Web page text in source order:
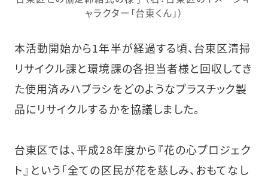
ャラクター「台東くん」）
本活動開始から1年半が経過する頃、台東区清掃
リサイクル課と環境課の各担当者様と回収してき
た使用済みハブラシをどのようなプラスチック製
品にリサイクルするかを協議しました。
台東区では、平成28年度から『花の心プロジェク
ト』という「全ての区民が花を慈しみ、おもてなし